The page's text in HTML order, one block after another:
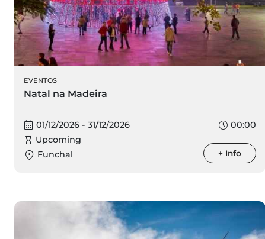
EVENTOS
Natal na Madeira
01/12/2026 - 31/12/2026
00:00
Upcoming
Funchal
+ Info